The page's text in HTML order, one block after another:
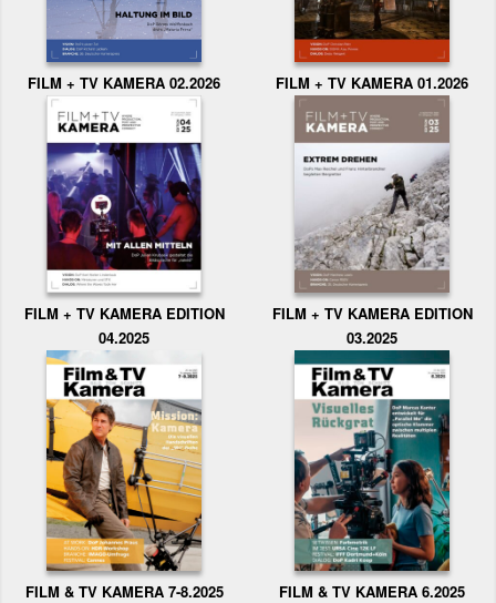
FILM + TV KAMERA 02.2026 FILM + TV KAMERA 01.2026
FILM + TV KAMERA EDITION
04.2025
FILM + TV KAMERA EDITION
03.2025
FILM & TV KAMERA 7-8.2025 FILM & TV KAMERA 6.2025